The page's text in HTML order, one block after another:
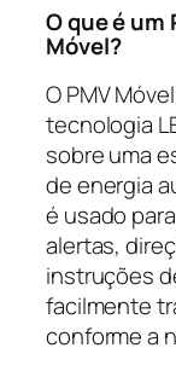
O que é um
Móvel?
O PMV
tecnologia
sobre uma
de energia
é usado
alertas,
instruções
facilmente
conforme a